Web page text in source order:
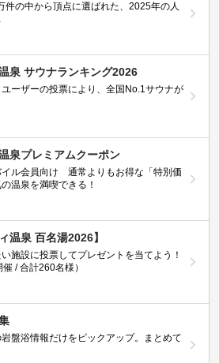
件の中から頂点に選ばれた、2025年の人
泉 サウナランキング2026
ーザーの投票により、全国No.1サウナが
泉プレミアムクーポン
イル会員向け 通常よりもお得な「特別価
温泉を満喫できる！
温泉 百名湯2026】
施設に投票してプレゼントを当てよう！
催 / 合計260名様）
岩盤浴情報だけをピックアップ。まとめて